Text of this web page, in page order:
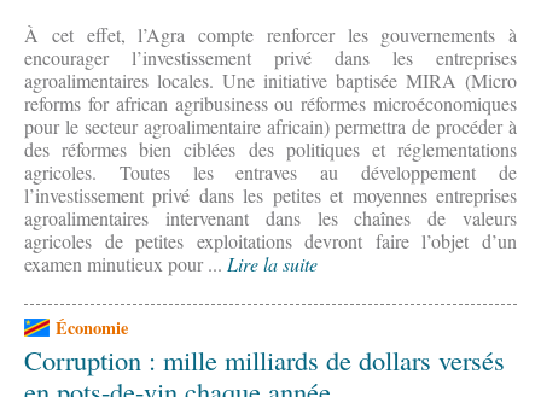
À cet effet, l’Agra compte renforcer les gouvernements à
encourager l’investissement privé dans les entreprises
agroalimentaires locales. Une initiative baptisée MIRA (Micro
reforms for african agribusiness ou réformes microéconomiques
pour le secteur agroalimentaire africain) permettra de procéder à
des réformes bien ciblées des politiques et réglementations
agricoles. Toutes les entraves au développement de
l’investissement privé dans les petites et moyennes entreprises
agroalimentaires intervenant dans les chaînes de valeurs
agricoles de petites exploitations devront faire l’objet d’un
examen minutieux pour ... Lire la suite
Économie
Corruption : mille milliards de dollars versés